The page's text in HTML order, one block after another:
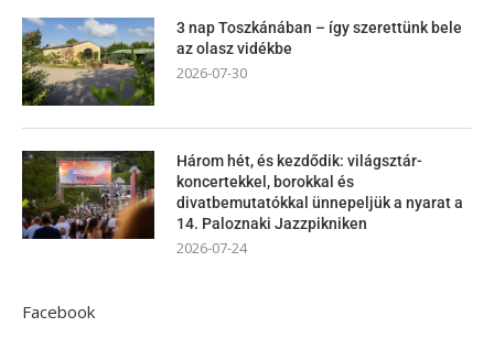
3 nap Toszkánában – így szerettünk bele
az olasz vidékbe
2026-07-30
Három hét, és kezdődik: világsztár-
koncertekkel, borokkal és
divatbemutatókkal ünnepeljük a nyarat a
14. Paloznaki Jazzpikniken
2026-07-24
Facebook